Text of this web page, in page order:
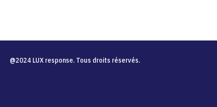
@2024 LUX response. Tous droits réservés.